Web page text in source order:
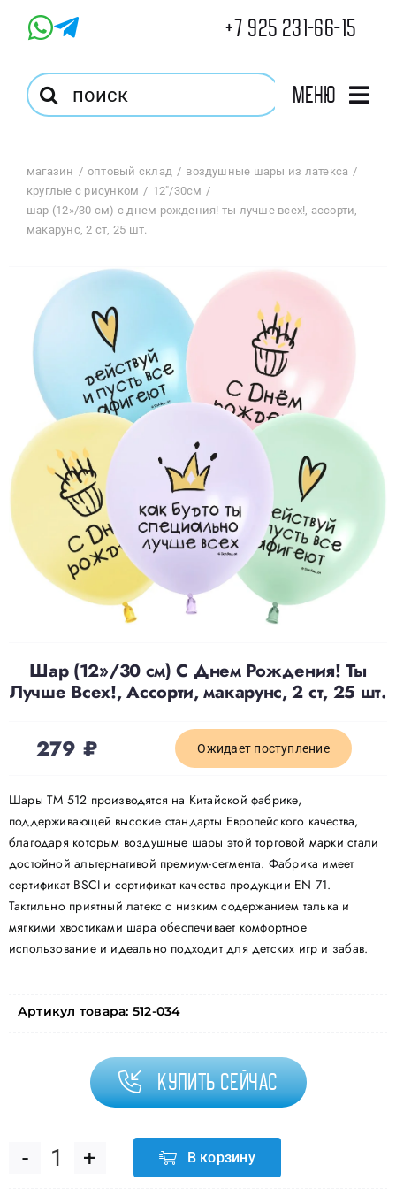
+7 925 231-66-15
Результат
поиска:
Меню
Магазин
Оптовый Магазин
Корзина
Избранное
Доставка
О нас
Отзывы
Контакты
Политика конфиденциальности
магазин оптовый склад
воздушные шары из латекса
круглые с рисунком
12"/30см
шар (12»/30 см) с днем рождения! ты лучше всех!, ассорти,
макарунс, 2 ст, 25 шт.
Шар (12»/30 см) С Днем Рождения! Ты
Лучше Всех!, Ассорти, макарунс, 2 ст, 25 шт.
279₽ Ожидает поступление
Шары ТМ 512 производятся на Китайской фабрике,
поддерживающей высокие стандарты Европейского качества,
благодаря которым воздушные шары этой торговой марки стали
достойной альтернативой премиум-сегмента. Фабрика имеет
сертификат BSCI и сертификат качества продукции EN 71.
Тактильно приятный латекс с низким содержанием талька и
мягкими хвостиками шара обеспечивает комфортное
использование и идеально подходит для детских игр и забав.
Артикул товара: 512-034
Купить сейчас
Количество
В корзину